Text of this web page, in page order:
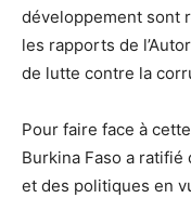
développement sont
les rapports de
de lutte contre la
Pour faire face à
Burkina Faso a
et des politiques en